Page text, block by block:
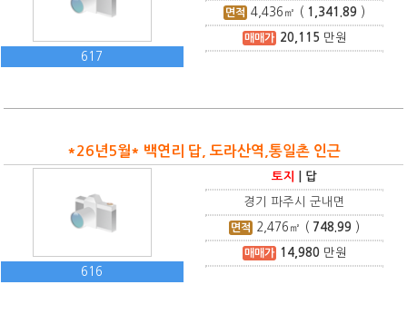
617
면적 4,436 ㎡ ( 1,341.89 )
매매가 20,115 만원
*26년5월* 백연리 답, 도라산역,통일촌 인근
616
토지 답
경기 파주시 군내면
면적 2,476 ㎡ ( 748.99 )
매매가 14,980만원